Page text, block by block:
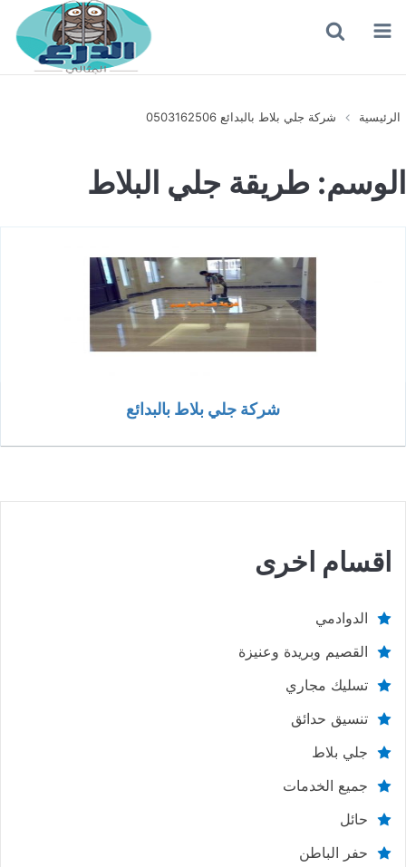
القائمة
الرئيسية شركة جلي بلاط بالبدائع 0503162506
الوسم: طريقة جلي البلاط
شركة جلي بلاط بالبدائع
اقسام اخرى
الدوادمي
القصيم وبريدة وعنيزة
تسليك مجاري
تنسيق حدائق
جلي بلاط
جميع الخدمات
حائل
حفر الباطن